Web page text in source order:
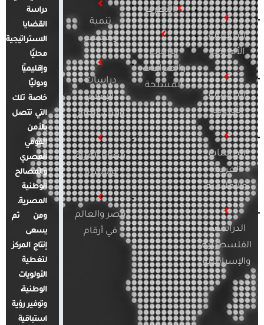
الدراسات
الأمريكية
الدراسات
الأوروبية
الدراسات
العربية
والإقليمية
الدراسات
الفلسطينية
والإسرائيلية
التطرف
الإرهاب
والصراعات
المسلحة
تنمية
ومجتمع
دراسات
الإعلام
والرأي العام
قضايا المرأة
والأسرة
مصر والعالم
في أرقام
دراسة
القضايا
الاستراتيجية
محليًا
وإقليميًا
ودوليًا
خاصة تلك
التي تتصل
بالأمن
القومي
المصري
والمصالح
الوطنية
المصرية.
ومن ثم
يسعى
إنتاج المركز
لتغطية
الأولويات
الوطنية،
وتوفير رؤية
استباقية